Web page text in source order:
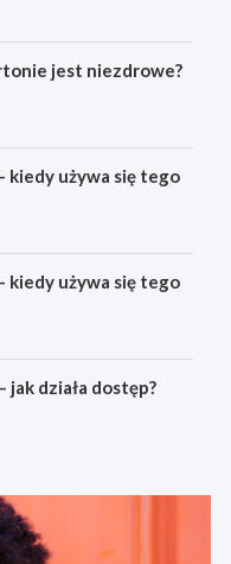
jest niezdrowe?
kiedy używa się tego
kiedy używa się tego
działa dostęp?